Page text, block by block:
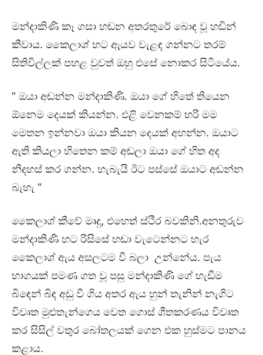
මන්දාකිණි කෑ ගසා හඬන අතරතුරේ බොඳ වූ හඬින්
කීවාය. කෛලාශ් හට ඇයව වැළඳ ගන්නට තරම්
සිතිවිල්ලක් පහළ වුවත් ඔහු එසේ නොකර සිටියේය.
” ඔයා අඬන්න මන්දාකිණි. ඔයා ගේ හිතේ තියෙන
ඕනෙම දෙයක් කියන්න. එළි වෙනකම් හරි මම
මෙතන ඉන්නවා ඔයා කියන දෙයක් අහන්න. ඔයාට
ඇති කියලා හිතෙන කම් අඬලා ඔයා ගේ හිත අද
නිදහස් කර ගන්න. හැබැයි ඊට පස්සේ ඔයාට අඬන්න
බැහැ “
කෛලාශ් කීවේ මෘදු, එහෙත් ස්ථිර බවකිනි.අනතුරුව
මන්දාකිණි හට රිසිසේ හඬා වැටෙන්නට හැර
කෛලාශ් ඇය අසලටම වී බලා උන්නේය. පැය
භාගයක් පමණ ගත වූ පසු මන්දාකිණි ගේ හැඩීම
බිඳෙන් බිඳ අඩු වී ගිය අතර ඇය හුන් තැනින් නැගිට
විවෘත මුළුතැන්ගෙය වෙත ගොස් ශීතකරණය විවෘත
කර සිසිල් වතුර බෝතලයක් ගෙන එක හුස්මට පානය
කළාය.